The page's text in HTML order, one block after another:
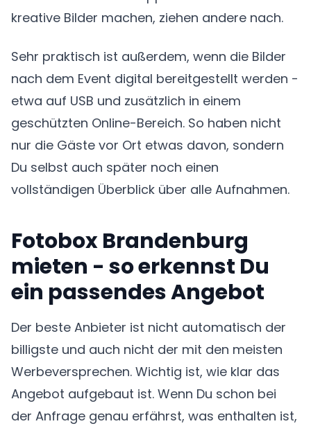
kreative Bilder machen, ziehen andere nach.
Sehr praktisch ist außerdem, wenn die Bilder
nach dem Event digital bereitgestellt werden -
etwa auf USB und zusätzlich in einem
geschützten Online-Bereich. So haben nicht
nur die Gäste vor Ort etwas davon, sondern
Du selbst auch später noch einen
vollständigen Überblick über alle Aufnahmen.
Fotobox Brandenburg
mieten - so erkennst Du
ein passendes Angebot
Der beste Anbieter ist nicht automatisch der
billigste und auch nicht der mit den meisten
Werbeversprechen. Wichtig ist, wie klar das
Angebot aufgebaut ist. Wenn Du schon bei
der Anfrage genau erfährst, was enthalten ist,